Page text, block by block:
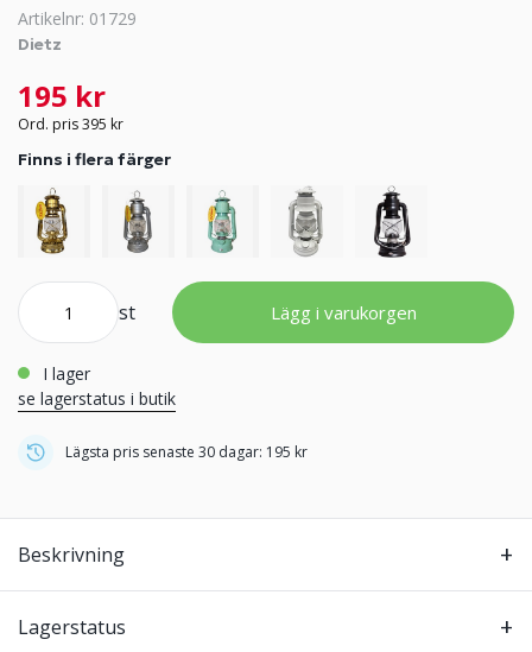
Artikelnr: 01729
Dietz
195 kr
Ord. pris 395 kr
Finns i flera färger
st Lägg i varukorgen
i lager
se lagerstatus i butik
Lägsta pris senaste 30 dagar: 195 kr
Beskrivning
Lagerstatus